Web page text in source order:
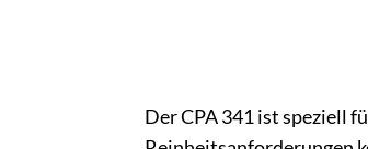
Der CPA 341 ist speziell